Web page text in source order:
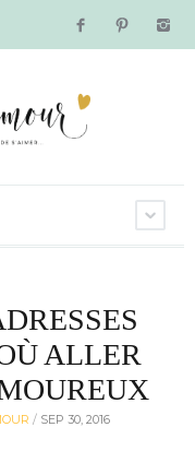
ALLER
/ SEP 30, 2016